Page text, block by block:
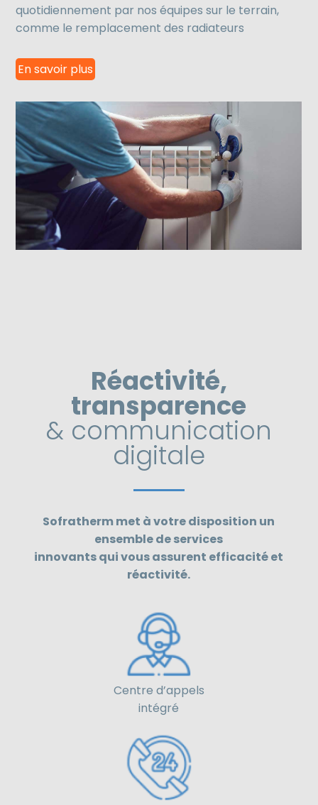
quotidiennement par nos équipes sur le terrain,
comme le remplacement des radiateurs
En savoir plus
Réactivité,
transparence
& communication
digitale
Sofratherm met à votre disposition un
ensemble de services
innovants qui vous assurent efficacité et
réactivité.
Centre d’appels
intégré